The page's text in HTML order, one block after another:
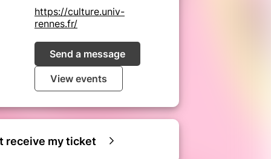
https://culture.univ-
rennes.fr/
Send a message
View events
receive my ticket